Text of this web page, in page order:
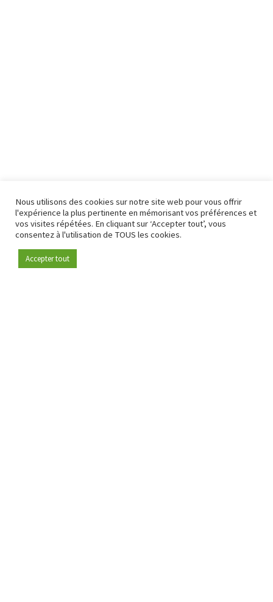
Devenez membre
Nous utilisons des cookies sur notre site web pour vous offrir
l'expérience la plus pertinente en mémorisant vos préférences et
vos visites répétées. En cliquant sur ‘Accepter tout’, vous
consentez à l'utilisation de TOUS les cookies.
Accepter tout